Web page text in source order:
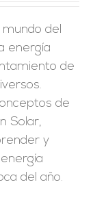
del
energía
de
de
Solar,
y
del año.